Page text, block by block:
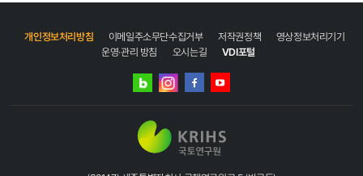
개인정보처리방침 이메일주소무단수집거부 저작권정책
영상정보처리기기
운영·관리 방침
오시는길 VDI포털
네이버
인스타그램